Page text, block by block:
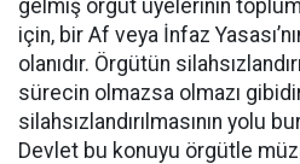
gelmiş örgüt üyelerinin
için, bir Af veya İnfaz
olanıdır. Örgütün
sürecin olmazsa olmazı
silahsızlandırılmasının yolu
Devlet bu konuyu örgütle